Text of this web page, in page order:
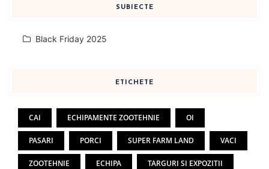
SUBIECTE
Black Friday 2025
ETICHETE
CAI ECHIPAMENTE ZOOTEHNIE OI
PASARI PORCI SUPER FARM LAND VACI
ZOOTEHNIE ECHIPA TARGURI SI EXPOZITII